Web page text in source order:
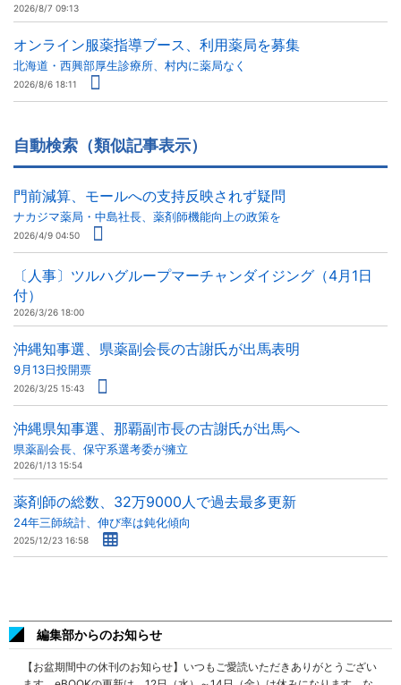
2026/8/7 09:13
オンライン服薬指導ブース、利用薬局を募集
北海道・西興部厚生診療所、村内に薬局なく
2026/8/6 18:11
自動検索（類似記事表示）
門前減算、モールへの支持反映されず疑問
ナカジマ薬局・中島社長、薬剤師機能向上の政策を
2026/4/9 04:50
〔人事〕ツルハグループマーチャンダイジング（4月1日
付）
2026/3/26 18:00
沖縄知事選、県薬副会長の古謝氏が出馬表明
9月13日投開票
2026/3/25 15:43
沖縄県知事選、那覇副市長の古謝氏が出馬へ
県薬副会長、保守系選考委が擁立
2026/1/13 15:54
薬剤師の総数、32万9000人で過去最多更新
24年三師統計、伸び率は鈍化傾向
2025/12/23 16:58
編集部からのお知らせ
【お盆期間中の休刊のお知らせ】いつもご愛読いただきありがとうござい